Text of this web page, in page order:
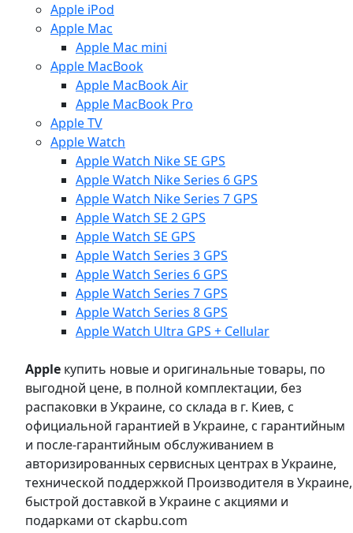
Apple iPod
Apple Mac
Apple Mac mini
Apple MacBook
Apple MacBook Air
Apple MacBook Pro
Apple TV
Apple Watch
Apple Watch Nike SE GPS
Apple Watch Nike Series 6 GPS
Apple Watch Nike Series 7 GPS
Apple Watch SE 2 GPS
Apple Watch SE GPS
Apple Watch Series 3 GPS
Apple Watch Series 6 GPS
Apple Watch Series 7 GPS
Apple Watch Series 8 GPS
Apple Watch Ultra GPS + Cellular
Apple купить новые и оригинальные товары, по
выгодной цене, в полной комплектации, без
распаковки в Украине, со склада в г. Киев, с
официальной гарантией в Украине, с гарантийным
и после-гарантийным обслуживанием в
авторизированных сервисных центрах в Украине,
технической поддержкой Производителя в Украине,
быстрой доставкой в Украине с акциями и
подарками от ckapbu.com